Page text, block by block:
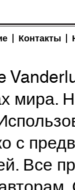
Контакты
с
Все